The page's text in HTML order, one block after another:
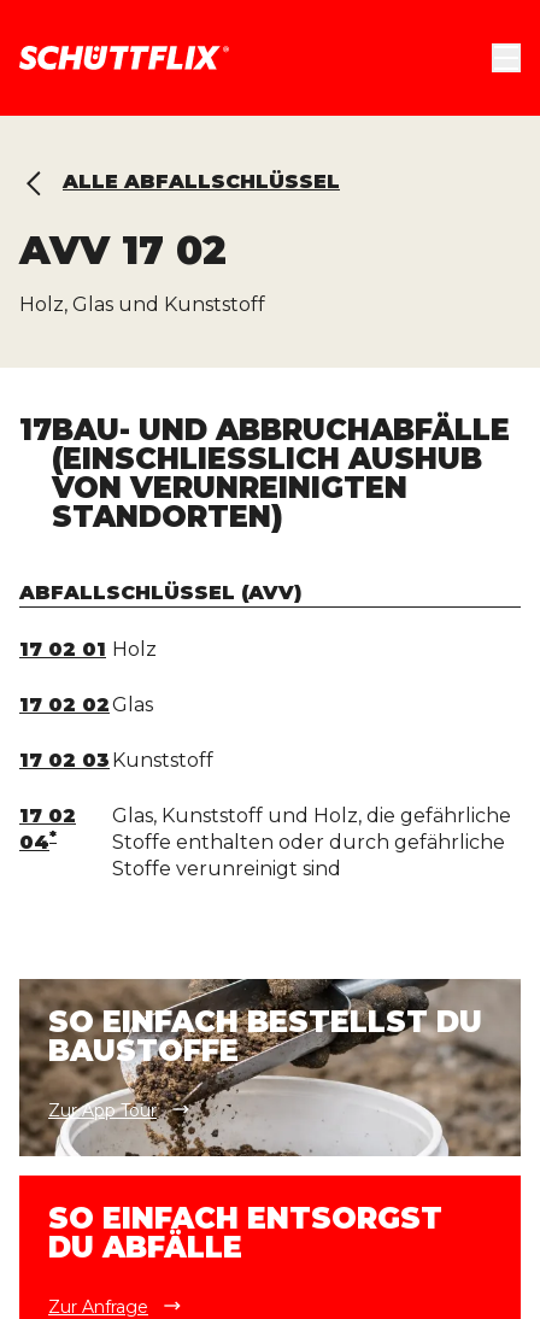
ALLE ABFALLSCHLÜSSEL
AVV 17 02
Holz, Glas und Kunststoff
17BAU- UND ABBRUCHABFÄLLE
(EINSCHLIESSLICH AUSHUB V
ON VERUNREINIGTEN S
TANDORTEN)
ABFALLSCHLÜSSEL (AVV)
17 02 01 Holz
17 02 02Glas
17 02 03 Kunststoff
17 02
04*
Glas, Kunststoff und Holz, die gefährliche
Stoffe enthalten oder durch gefährliche
Stoffe verunreinigt sind
SO EINFACH BESTELLST DU
BAUSTOFFE
Zur App Tour
SO EINFACH ENTSORGST
DU ABFÄLLE
Zur Anfrage